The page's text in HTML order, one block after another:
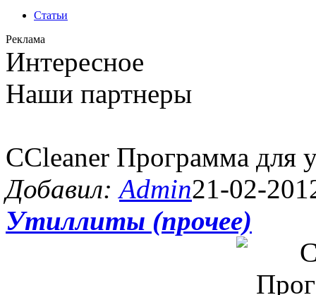
Статьи
Реклама
Интересное
Наши партнеры
CCleaner Программа для
Добавил:Admin21-02-
Утиллиты (прочее)